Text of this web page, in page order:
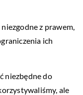
z prawem,
ich
niezbędne do
ale